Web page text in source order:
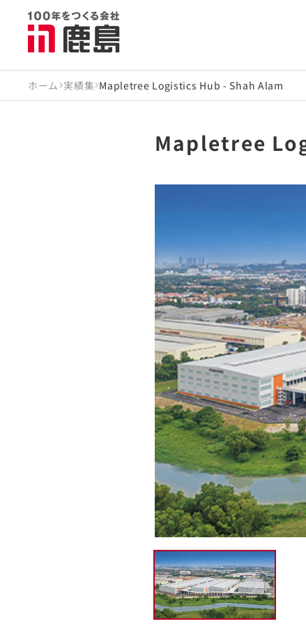
ホーム 実績集 Mapletree Logistics Hub - Shah Alam
Mapletree